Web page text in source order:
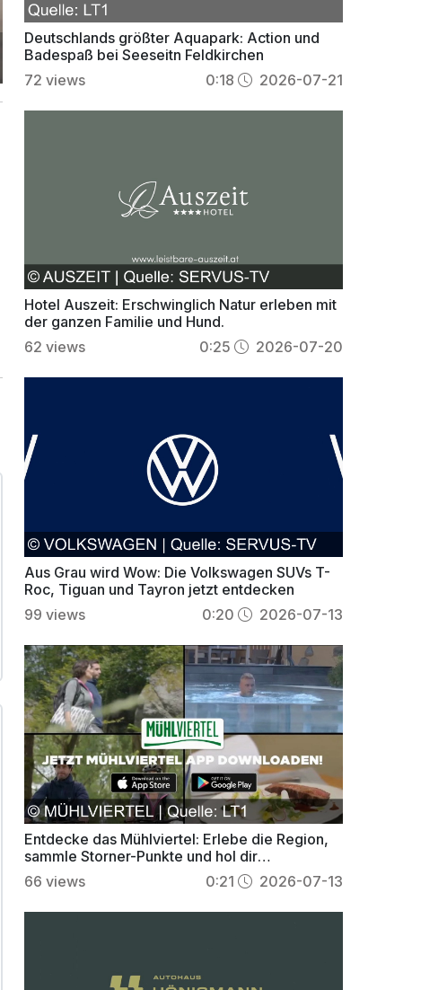
Deutschlands größter Aquapark: Action und
Badespaß bei Seeseitn Feldkirchen
72 views 0:18 2026-07-21
Hotel Auszeit: Erschwinglich Natur erleben mit
der ganzen Familie und Hund.
62 views 0:25 2026-07-20
Aus Grau wird Wow: Die Volkswagen SUVs T-
Roc, Tiguan und Tayron jetzt entdecken
99 views 0:20 2026-07-13
Entdecke das Mühlviertel: Erlebe die Region,
sammle Storner-Punkte und hol dir
Belohnungen!
66 views 0:21 2026-07-13